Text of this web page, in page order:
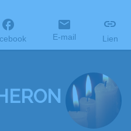
E-mail Lien